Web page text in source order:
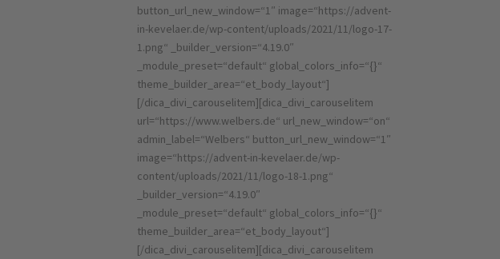
button_url_new_window=“1″ image=“https://advent-
in-kevelaer.de/wp-content/uploads/2021/11/logo-17-
1.png“ _builder_version=“4.19.0″
_module_preset=“default“ global_colors_info=“{}“
theme_builder_area=“et_body_layout“]
[/dica_divi_carouselitem][dica_divi_carouselitem
url=“https://www.welbers.de“ url_new_window=“on“
admin_label=“Welbers“ button_url_new_window=“1″
image=“https://advent-in-kevelaer.de/wp-
content/uploads/2021/11/logo-18-1.png“
_builder_version=“4.19.0″
_module_preset=“default“ global_colors_info=“{}“
theme_builder_area=“et_body_layout“]
[/dica_divi_carouselitem][dica_divi_carouselitem